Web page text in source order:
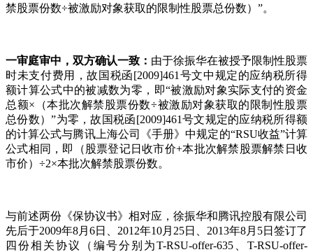
禁股票份数÷被激励对象获取的限制性股票总份数）”。
一审庭审中，双方确认一致： 由于徐振华在被授予限制性股票
时未支付费用，故国税函[2009]461号文中规定的应纳税所得
额计算公式中的被减数为零，即“被激励对象实际支付的资金
总额×（本批次解禁股票份数÷被激励对象获取的限制性股票
总份数）”为零，故国税函[2009]461号文规定的应纳税所得额
的计算公式与腾讯上海公司《手册》中规定的“RSU收益”计算
公式相同，即（股票登记日收市价+本批次解禁股票解禁日收
市价）÷2×本批次解禁股票份数。
与前述两份《保协议书》相对应，徐振华和腾讯控股有限公司
先后于2009年8月6日、2012年10月25日、2013年8月5日签订了
四份相关协议（编号分别为T-RSU-offer-635、T-RSU-offer-